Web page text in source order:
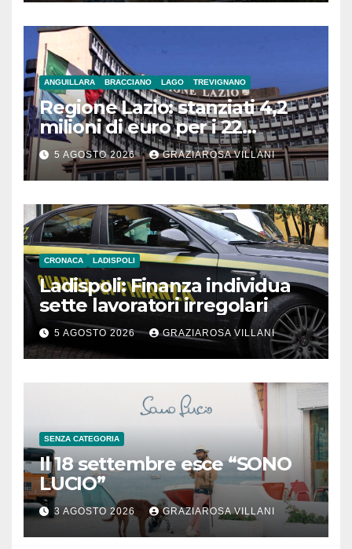
ANGUILLARA BRACCIANO LAGO TREVIGNANO
Regione Lazio: stanziati 4,2
milioni di euro per i 22
Comuni dell’Etruria
Meridionale
5 AGOSTO 2026 GRAZIAROSA VILLANI
CRONACA LADISPOLI
Ladispoli: Finanza individua
sette lavoratori irregolari
5 AGOSTO 2026 GRAZIAROSA VILLANI
SENZA CATEGORIA
Il 18 settembre esce “SONO
LUCIO”
3 AGOSTO 2026 GRAZIAROSA VILLANI